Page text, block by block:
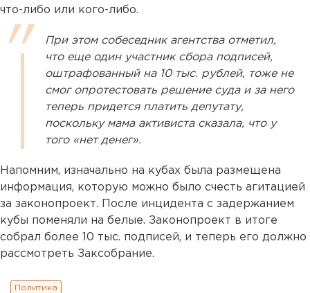
что-либо или кого-либо.
При этом собеседник агентства отметил,
что еще один участник сбора подписей,
оштрафованный на 10 тыс. рублей, тоже не
смог опротестовать решение суда и за него
теперь придется платить депутату,
поскольку мама активиста сказала, что у
того «нет денег».
Напомним, изначально на кубах была размещена
информация, которую можно было счесть агитацией
за законопроект. После инцидента с задержанием
кубы поменяли на белые. Законопроект в итоге
собрал более 10 тыс. подписей, и теперь его должно
рассмотреть Заксобрание.
Политика